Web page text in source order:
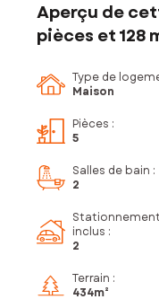
Aperçu de
pièces et 128
Type de
Maison
Pièces :
5
Salles de bain :
2
inclus :
2
Terrain :
434m²